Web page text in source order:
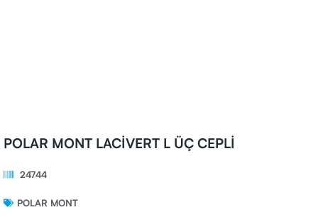
POLAR MONT LACİVERT L ÜÇ CEPLİ
24744
POLAR MONT